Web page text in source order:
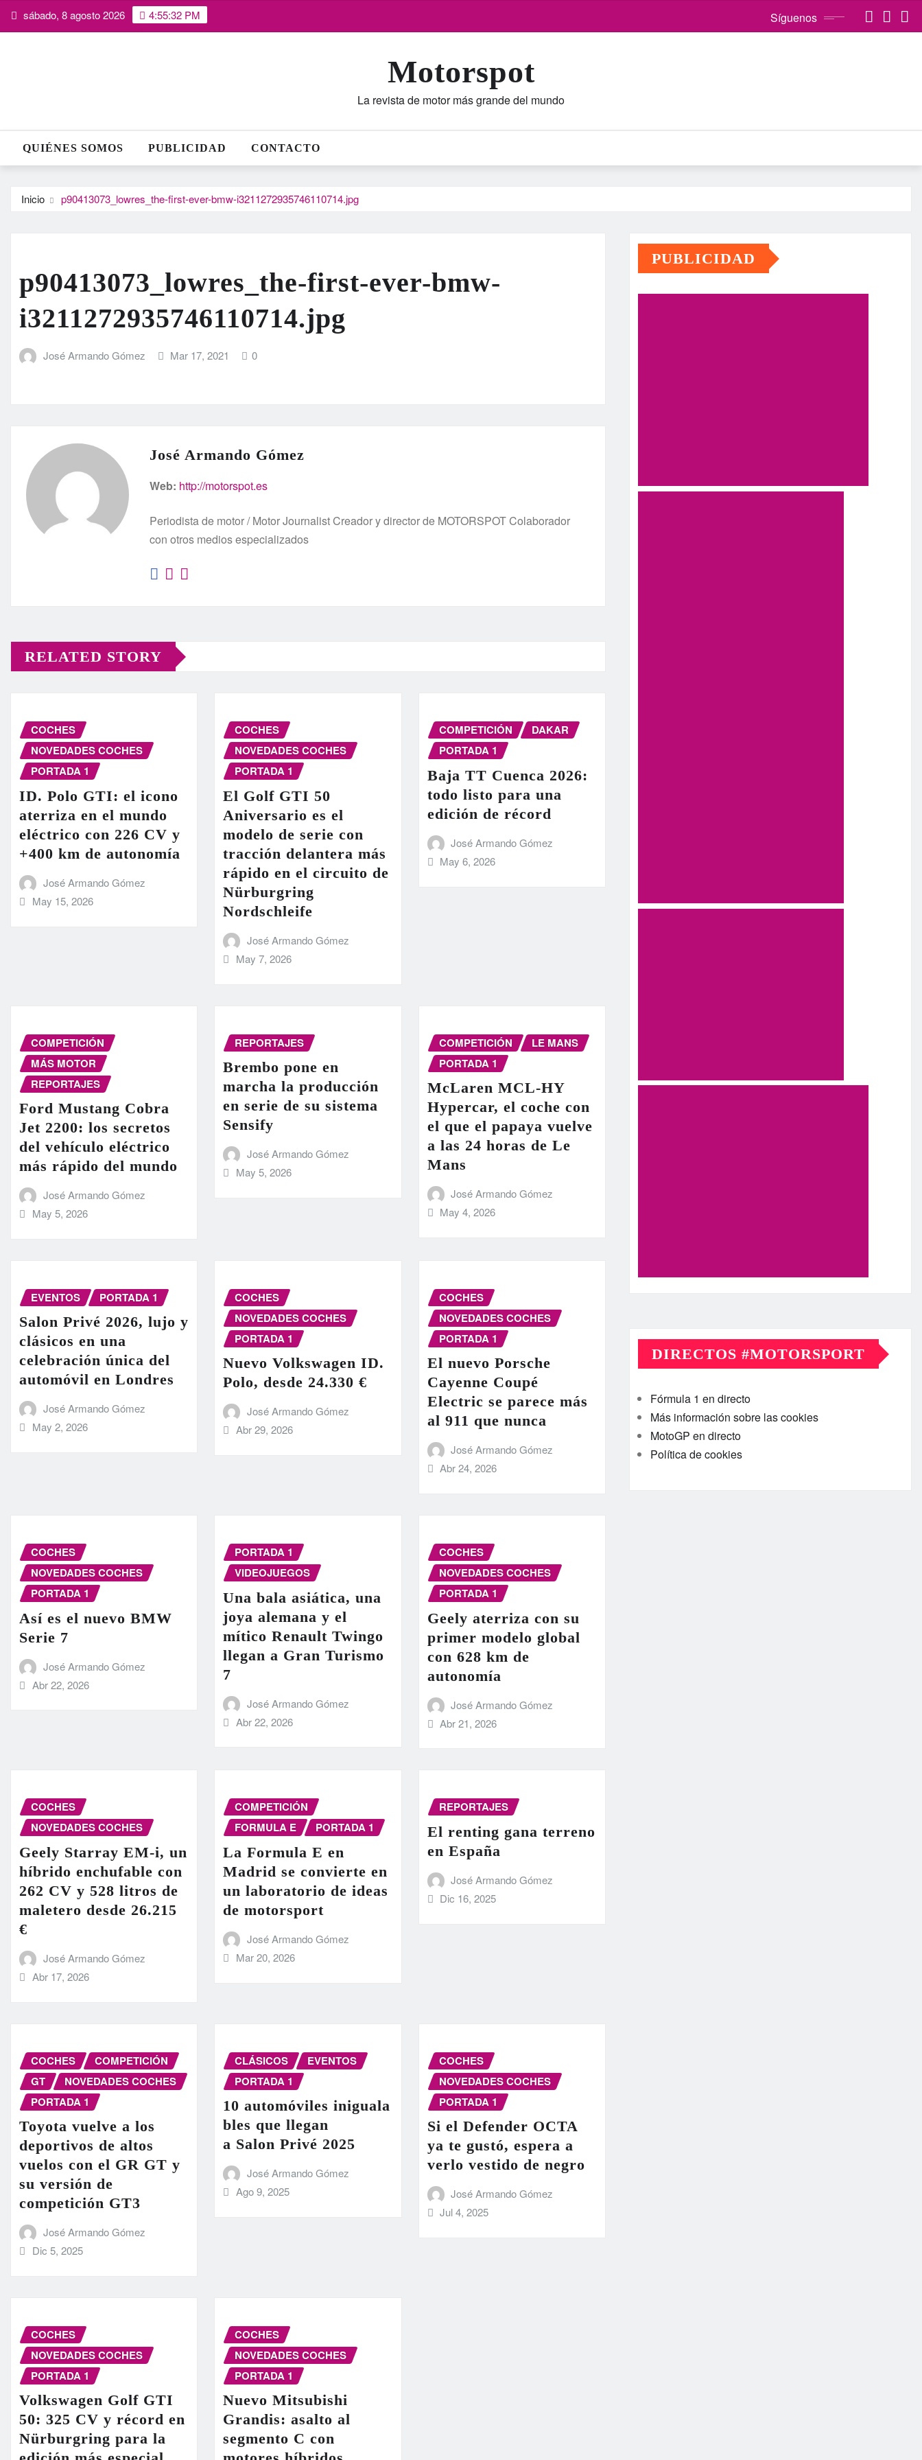
Saltar sábado, 8 agosto 2026 4:55:32 PM Síguenos
Motorspot
La revista de motor más grande del mundo
QUIÉNES SOMOS PUBLICIDAD CONTACTO
Inicio p90413073_lowres_the-first-ever-bmw-i3211272935746110714.jpg
p90413073_lowres_the-first-ever-bmw-
i3211272935746110714.jpg
José Armando Gómez Mar 17, 2021 0
José Armando Gómez
Web: http://motorspot.es
Periodista de motor / Motor Journalist Creador y director de MOTORSPOT Colaborador
con otros medios especializados
RELATED STORY
COCHES
NOVEDADES COCHES
PORTADA 1
ID. Polo GTI: el icono
aterriza en el mundo
eléctrico con 226 CV y
+400 km de autonomía
José Armando Gómez
May 15, 2026
COCHES
NOVEDADES COCHES
PORTADA 1
El Golf GTI 50
Aniversario es el
modelo de serie con
tracción delantera más
rápido en el circuito de
Nürburgring
Nordschleife
José Armando Gómez
May 7, 2026
COMPETICIÓN
DAKAR
PORTADA 1
Baja TT Cuenca 2026:
todo listo para una
edición de récord
José Armando Gómez
May 6, 2026
COMPETICIÓN
MÁS MOTOR
REPORTAJES
Ford Mustang Cobra
Jet 2200: los secretos
del vehículo eléctrico
más rápido del mundo
José Armando Gómez
May 5, 2026
REPORTAJES
Brembo pone en
marcha la producción
en serie de su sistema
Sensify
José Armando Gómez
May 5, 2026
COMPETICIÓN
LE MANS
PORTADA 1
McLaren MCL-HY
Hypercar, el coche con
el que el papaya vuelve
a las 24 horas de Le
Mans
José Armando Gómez
May 4, 2026
EVENTOS PORTADA 1
Salon Privé 2026, lujo y
clásicos en una
celebración única del
automóvil en Londres
José Armando Gómez
May 2, 2026
COCHES
NOVEDADES COCHES
PORTADA 1
Nuevo Volkswagen ID.
Polo, desde 24.330 €
José Armando Gómez
Abr 29, 2026
COCHES
NOVEDADES COCHES
PORTADA 1
El nuevo Porsche
Cayenne Coupé
Electric se parece más
al 911 que nunca
José Armando Gómez
Abr 24, 2026
COCHES
NOVEDADES COCHES
PORTADA 1
Así es el nuevo BMW
Serie 7
José Armando Gómez
Abr 22, 2026
PORTADA 1
VIDEOJUEGOS
Una bala asiática, una
joya alemana y el
mítico Renault Twingo
llegan a Gran Turismo
7
José Armando Gómez
Abr 22, 2026
COCHES
NOVEDADES COCHES
PORTADA 1
Geely aterriza con su
primer modelo global
con 628 km de
autonomía
José Armando Gómez
Abr 21, 2026
COCHES
NOVEDADES COCHES
Geely Starray EM-i, un
híbrido enchufable con
262 CV y 528 litros de
maletero desde 26.215
€
José Armando Gómez
Abr 17, 2026
COMPETICIÓN
FORMULA E
PORTADA 1
La Formula E en
Madrid se convierte en
un laboratorio de ideas
de motorsport
José Armando Gómez
Mar 20, 2026
REPORTAJES
El renting gana terreno
en España
José Armando Gómez
Dic 16, 2025
COCHES
COMPETICIÓN
GT
NOVEDADES COCHES
PORTADA 1
Toyota vuelve a los
deportivos de altos
vuelos con el GR GT y
su versión de
competición GT3
José Armando Gómez
Dic 5, 2025
CLÁSICOS
EVENTOS
PORTADA 1
10 automóviles iniguala
bles que llegan
a Salon Privé 2025
José Armando Gómez
Ago 9, 2025
COCHES
NOVEDADES COCHES
PORTADA 1
Si el Defender OCTA
ya te gustó, espera a
verlo vestido de negro
José Armando Gómez
Jul 4, 2025
COCHES
NOVEDADES COCHES
PORTADA 1
Volkswagen Golf GTI
50: 325 CV y récord en
Nürburgring para la
COCHES
NOVEDADES COCHES
PORTADA 1
Nuevo Mitsubishi
Grandis: asalto al
segmento C con
PUBLICIDAD
DIRECTOS #MOTORSPORT
Fórmula 1 en directo
Más información sobre las cookies
MotoGP en directo
Política de cookies